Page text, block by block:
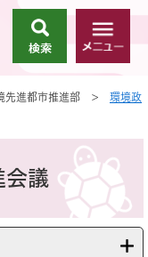
索
メ
ニ
ー
先進都市推進部 >
環境政
会議